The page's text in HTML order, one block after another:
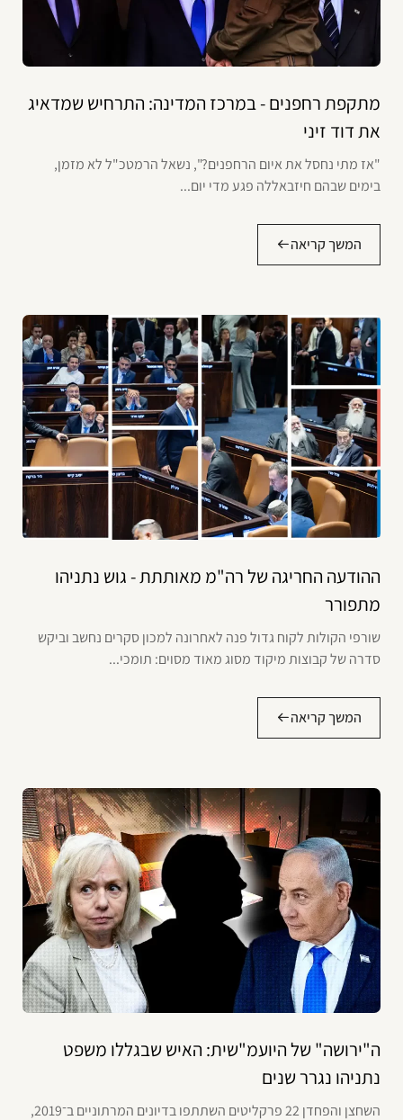
מתקפת רחפנים - במרכז המדינה: התרחיש שמדאיג
את דוד זיני
"אז מתי נחסל את איום הרחפנים?", נשאל הרמטכ"ל לא מזמן,
בימים שבהם חיזבאללה פגע מדי יום...
המשך קריאה
ההודעה החריגה של רה"מ מאותתת - גוש נתניהו
מתפורר
שורפי הקולות לקוח גדול פנה לאחרונה למכון סקרים נחשב וביקש
סדרה של קבוצות מיקוד מסוג מאוד מסוים: תומכי...
המשך קריאה
ה"ירושה" של היועמ"שית: האיש שבגללו משפט
נתניהו נגרר שנים
השחצן והפחדן 22 פרקליטים השתתפו בדיונים המרתוניים ב־2019,